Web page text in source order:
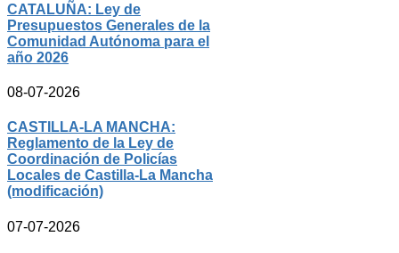
CATALUÑA: Ley de
Presupuestos Generales de la
Comunidad Autónoma para el
año 2026
08-07-2026
CASTILLA-LA MANCHA:
Reglamento de la Ley de
Coordinación de Policías
Locales de Castilla-La Mancha
(modificación)
07-07-2026